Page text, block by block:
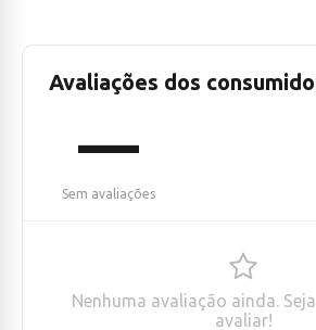
Avaliações dos
—
Sem avaliações
Nenhuma avaliação ainda.
avaliar!